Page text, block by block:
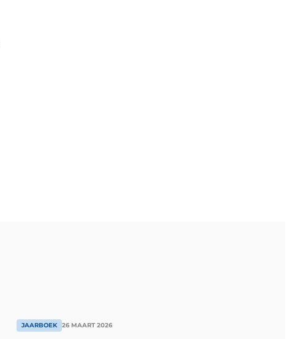
JAARBOEK 26 MAART 2026